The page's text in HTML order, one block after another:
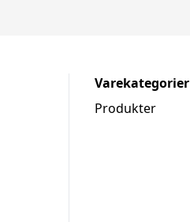
Varekategorier
Produkter